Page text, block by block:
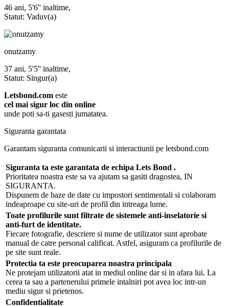
46 ani, 5'6'' inaltime,
Statut: Vaduv(a)
onutzamy
37 ani, 5'5'' inaltime,
Statut: Singur(a)
Letsbond.com este
cel mai sigur loc din online
unde poti sa-ti gasesti jumatatea.
Siguranta garantata
Garantam siguranta comunicarii si interactiunii pe letsbond.com
Siguranta ta este garantata de echipa Lets Bond .
Prioritatea noastra este sa va ajutam sa gasiti dragostea, IN
SIGURANTA.
Dispunem de baze de date cu impostori sentimentali si colaboram
indeaproape cu site-uri de profil din intreaga lume.
Toate profilurile sunt filtrate de sistemele anti-inselatorie si
anti-furt de identitate.
Fiecare fotografie, descriere si nume de utilizator sunt aprobate
manual de catre personal calificat. Astfel, asiguram ca profilurile de
pe site sunt reale.
Protectia ta este preocuparea noastra principala
Ne protejam utilizatorii atat in mediul online dar si in afara lui. La
cerea ta sau a partenerului primele intalniri pot avea loc intr-un
mediu sigur si prietenos.
Confidentialitate